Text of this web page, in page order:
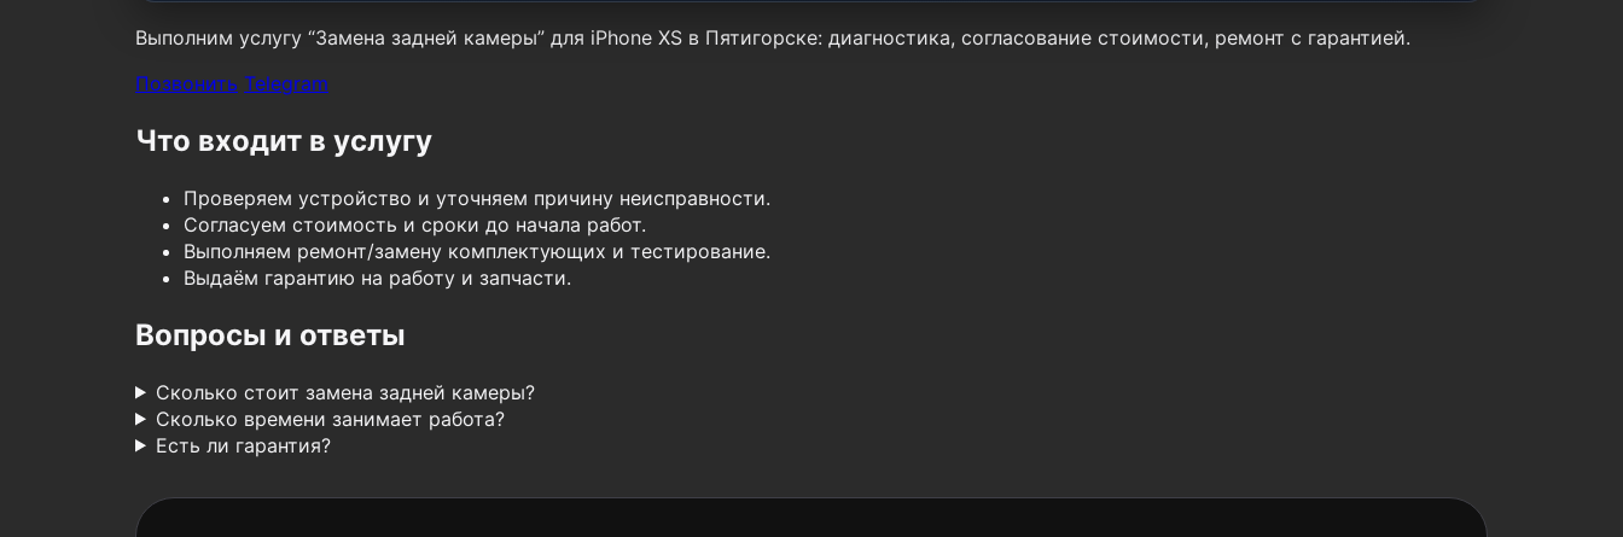
Выполним услугу “Замена задней камеры” для iPhone XS в Пятигорске: диагностика, согласование стоимости, ремонт с гарантией.
Позвонить Telegram
Что входит в услугу
Проверяем устройство и уточняем причину неисправности.
Согласуем стоимость и сроки до начала работ.
Выполняем ремонт/замену комплектующих и тестирование.
Выдаём гарантию на работу и запчасти.
Вопросы и ответы
Сколько стоит замена задней камеры?
Сколько времени занимает работа?
Есть ли гарантия?